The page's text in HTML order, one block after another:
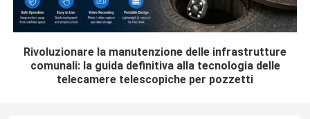
Rivoluzionare la manutenzione delle infrastrutture
comunali: la guida definitiva alla tecnologia delle
telecamere telescopiche per pozzetti